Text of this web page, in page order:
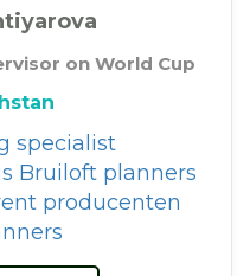
on World Cup
specialist
Bruiloft planners
producenten